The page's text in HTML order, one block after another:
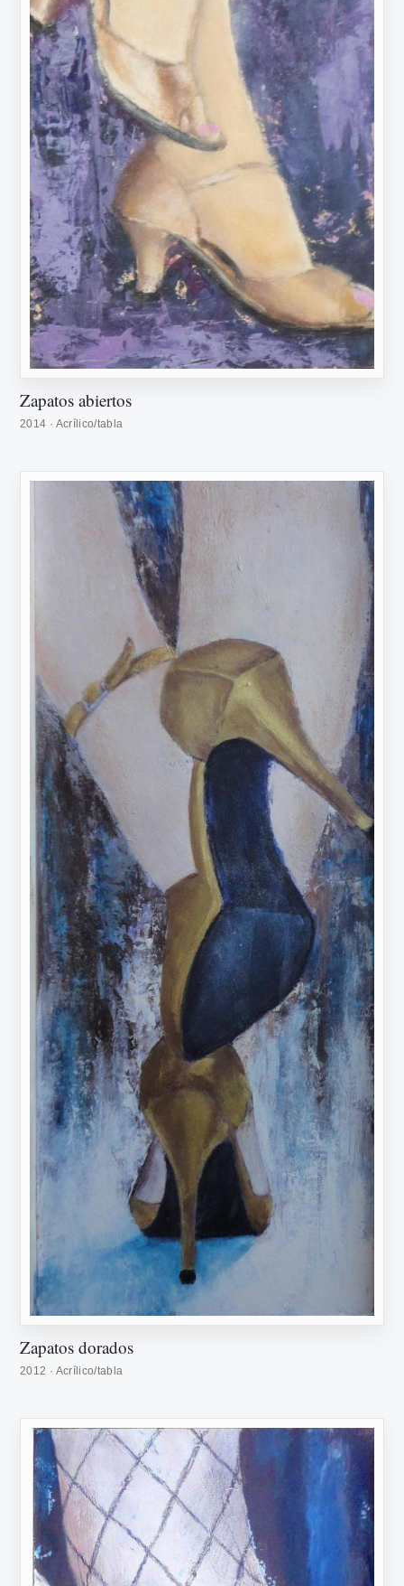
Zapatos abiertos
2014 · Acrílico/tabla
Zapatos dorados
2012 · Acrílico/tabla